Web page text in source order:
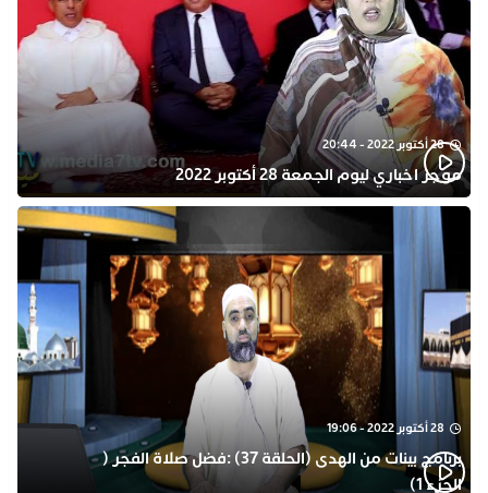
28 أكتوبر 2022 - 20:44
موجز اخباري ليوم الجمعة 28 أكتوبر 2022
28 أكتوبر 2022 - 19:06
برنامج بينات من الهدى (الحلقة 37) :فضل صلاة الفجر (
الجزء 1)